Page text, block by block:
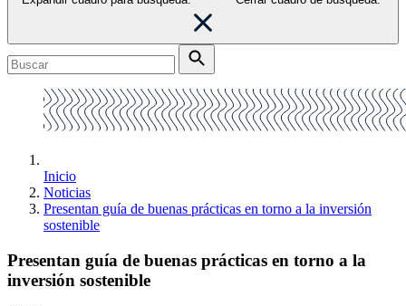
Inicio
Noticias
Presentan guía de buenas prácticas en torno a la inversión
sostenible
Presentan guía de buenas prácticas en torno a la
inversión sostenible